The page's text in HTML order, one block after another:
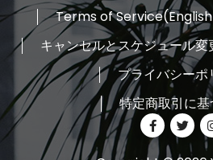
Terms of
キャンセルとスケジュール
プライバシーポ
特定商取引に